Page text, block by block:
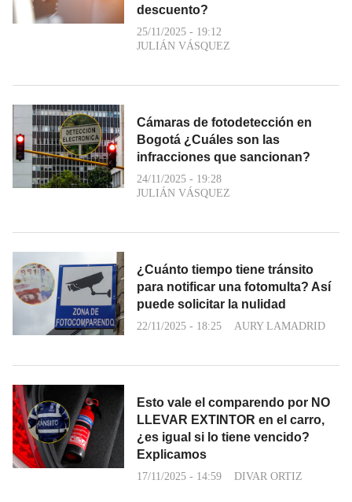
descuento?
25/11/2025 - 19:12
JULIÁN VÁSQUEZ
Cámaras de fotodetección en
Bogotá ¿Cuáles son las
infracciones que sancionan?
24/11/2025 - 19:28
JULIÁN VÁSQUEZ
¿Cuánto tiempo tiene tránsito
para notificar una fotomulta? Así
puede solicitar la nulidad
22/11/2025 - 18:25 AURY LAMADRID
Esto vale el comparendo por NO
LLEVAR EXTINTOR en el carro,
¿es igual si lo tiene vencido?
Explicamos
17/11/2025 - 14:59 DIVAR ORTIZ